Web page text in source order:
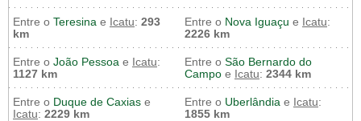
Entre o Teresina e Icatu: 293
km
Entre o Nova Iguaçu e Icatu:
2226 km
Entre o João Pessoa e Icatu:
1127 km
Entre o São Bernardo do
Campo e Icatu: 2344 km
Entre o Duque de Caxias e
Icatu: 2229 km
Entre o Uberlândia e Icatu:
1855 km